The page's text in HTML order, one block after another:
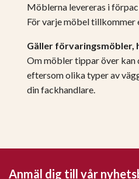
Möblerna levereras i
För varje möbel tillkommer
Gäller förvaringsmöbler,
Om möbler tippar över kan
eftersom olika typer av
din fackhandlare.
Anmäl dig till vår